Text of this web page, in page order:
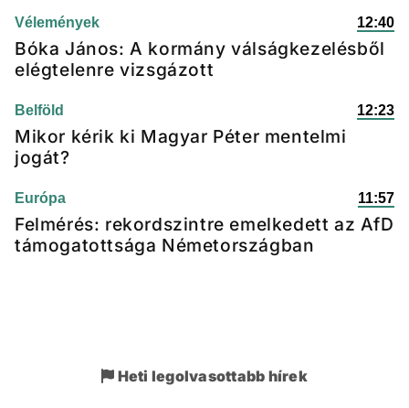
Vélemények 12:40
Bóka János: A kormány válságkezelésből
elégtelenre vizsgázott
Belföld 12:23
Mikor kérik ki Magyar Péter mentelmi
jogát?
Európa 11:57
Felmérés: rekordszintre emelkedett az AfD
támogatottsága Németországban
Heti legolvasottabb hírek